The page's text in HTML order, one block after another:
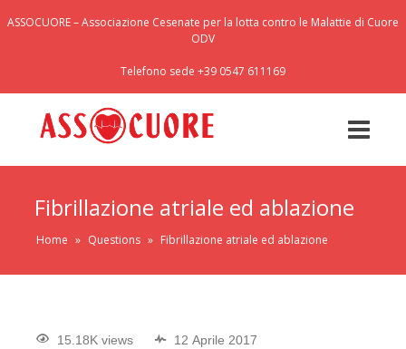
ASSOCUORE – Associazione Cesenate per la lotta contro le Malattie di Cuore
ODV
Telefono sede +39 0547 611169
Fibrillazione atriale ed ablazione
Home » Questions » Fibrillazione atriale ed ablazione
15.18K views
12 Aprile 2017